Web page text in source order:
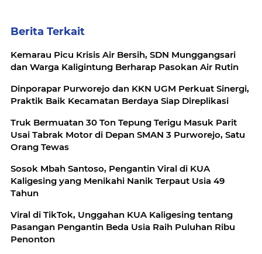
Berita Terkait
Kemarau Picu Krisis Air Bersih, SDN Munggangsari
dan Warga Kaligintung Berharap Pasokan Air Rutin
Dinporapar Purworejo dan KKN UGM Perkuat Sinergi,
Praktik Baik Kecamatan Berdaya Siap Direplikasi
Truk Bermuatan 30 Ton Tepung Terigu Masuk Parit
Usai Tabrak Motor di Depan SMAN 3 Purworejo, Satu
Orang Tewas
Sosok Mbah Santoso, Pengantin Viral di KUA
Kaligesing yang Menikahi Nanik Terpaut Usia 49
Tahun
Viral di TikTok, Unggahan KUA Kaligesing tentang
Pasangan Pengantin Beda Usia Raih Puluhan Ribu
Penonton